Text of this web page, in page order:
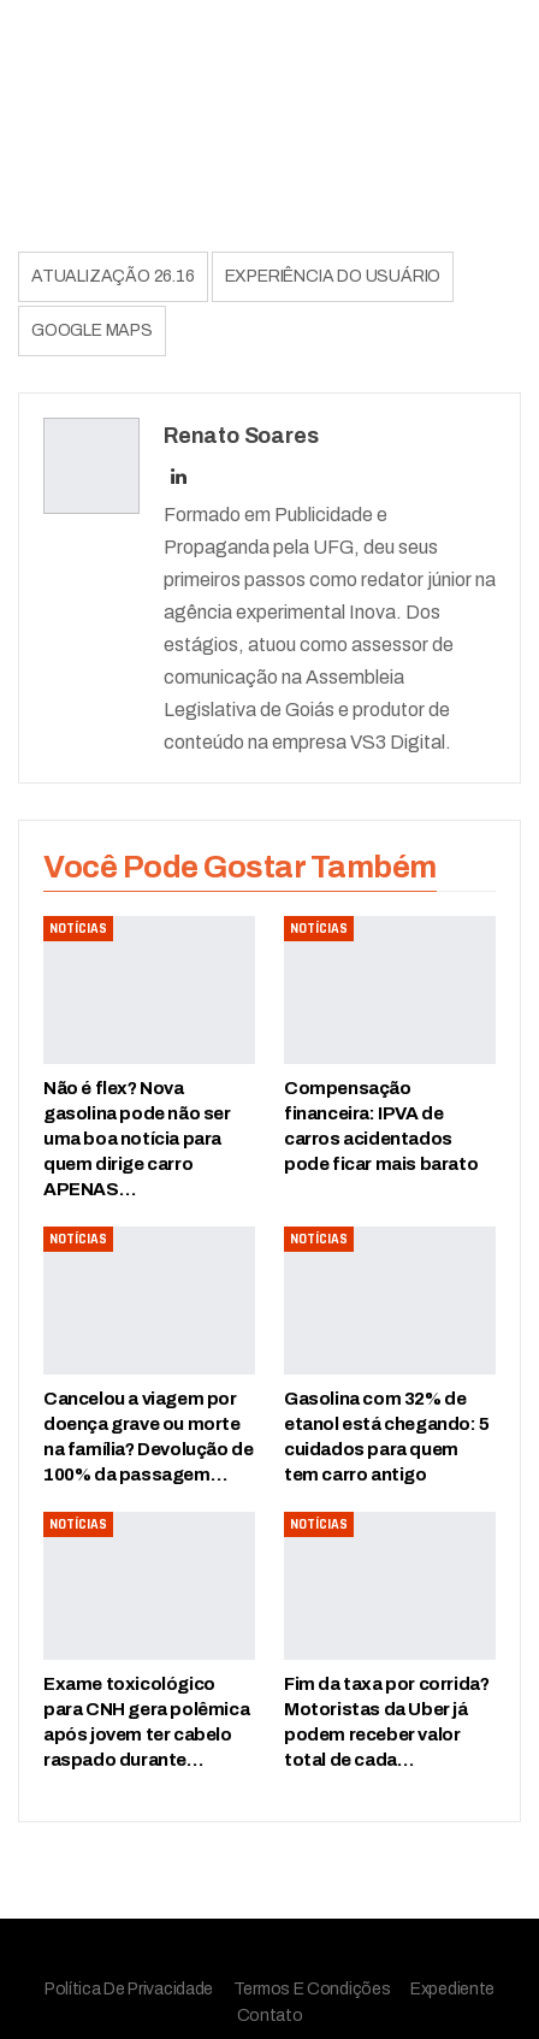
ATUALIZAÇÃO 26.16 EXPERIÊNCIA DO USUÁRIO
GOOGLE MAPS
Renato Soares
Formado em Publicidade e
Propaganda pela UFG, deu seus
primeiros passos como redator júnior na
agência experimental Inova. Dos
estágios, atuou como assessor de
comunicação na Assembleia
Legislativa de Goiás e produtor de
conteúdo na empresa VS3 Digital.
Você Pode Gostar Também
NOTÍCIAS
Não é flex? Nova
gasolina pode não ser
uma boa notícia para
quem dirige carro
APENAS…
NOTÍCIAS
Compensação
financeira: IPVA de
carros acidentados
pode ficar mais barato
NOTÍCIAS
Cancelou a viagem por
doença grave ou morte
na família? Devolução de
100% da passagem…
NOTÍCIAS
Gasolina com 32% de
etanol está chegando: 5
cuidados para quem
tem carro antigo
NOTÍCIAS
Exame toxicológico
para CNH gera polêmica
após jovem ter cabelo
raspado durante…
NOTÍCIAS
Fim da taxa por corrida?
Motoristas da Uber já
podem receber valor
total de cada…
Política De Privacidade Termos E Condições
Expediente
Contato